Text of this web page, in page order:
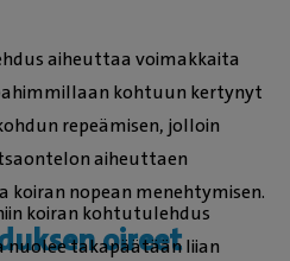
aiheuttaa voimakkaita
kohtuun kertynyt
repeämisen, jolloin
aiheuttaen
nopean menehtymisen.
oireet
koiran kohtutulehdus
nuolee takapäätään liian